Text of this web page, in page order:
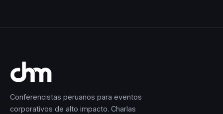
Conferencistas peruanos para eventos
corporativos de alto impacto. Charlas